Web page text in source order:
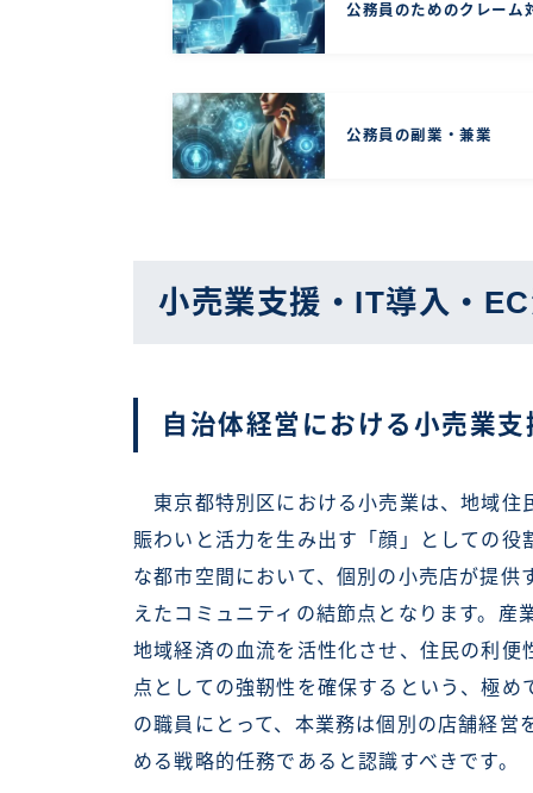
公務員のためのクレーム
公務員の副業・兼業
小売業支援・IT導入・
自治体経営における小売業
東京都特別区における小売業は、地域住
賑わいと活力を生み出す「顔」としての
な都市空間において、個別の小売店が提
えたコミュニティの結節点となります。産
地域経済の血流を活性化させ、住民の利
点としての強靭性を確保するという、極
の職員にとって、本業務は個別の店舗経営
める戦略的任務であると認識すべきです。